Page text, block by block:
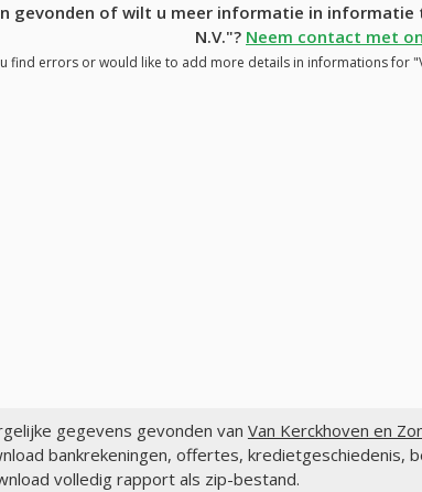
gevonden of wilt u meer informatie in informatie
N.V."? Neem contact met
find errors or would like to add more details in informations for
gegevens gevonden van Van Kerckhoven en
bankrekeningen, offertes, kredietgeschiedenis,
volledig rapport als zip-bestand.